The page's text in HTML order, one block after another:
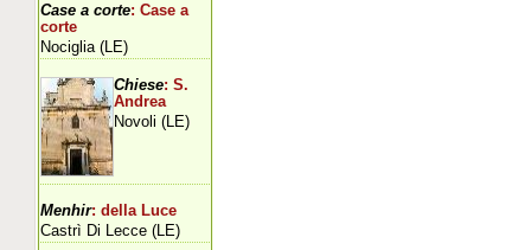
Case a corte: Case a
corte
Nociglia (LE)
Chiese: S.
Andrea
Novoli (LE)
Menhir: della Luce
Castrì Di Lecce (LE)